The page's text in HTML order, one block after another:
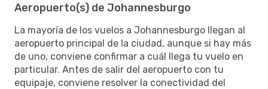
Aeropuerto(s) de Johannesburgo
La mayoría de los vuelos a Johannesburgo llegan al
aeropuerto principal de la ciudad, aunque si hay más
de uno, conviene confirmar a cuál llega tu vuelo en
particular. Antes de salir del aeropuerto con tu
equipaje, conviene resolver la conectividad del